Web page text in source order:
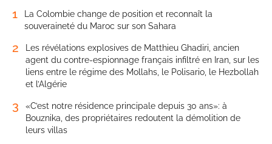
1
La Colombie change de position et reconnaît la
souveraineté du Maroc sur son Sahara
2
Les révélations explosives de Matthieu Ghadiri, ancien
agent du contre-espionnage français infiltré en Iran, sur les
liens entre le régime des Mollahs, le Polisario, le Hezbollah
et l’Algérie
3
«C’est notre résidence principale depuis 30 ans»: à
Bouznika, des propriétaires redoutent la démolition de
leurs villas